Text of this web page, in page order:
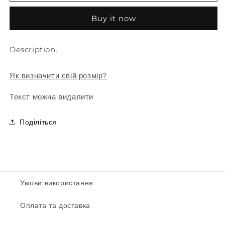
Buy it now
Description.
Як визначити свій розмір?
Текст можна видалити
Поділіться
Умови використання
Оплата та доставка